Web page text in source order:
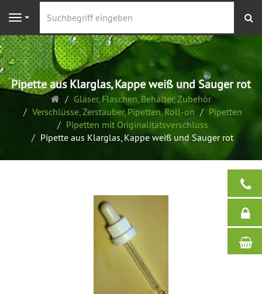
Navigation
Pipette aus Klarglas, Kappe weiß und Sauger rot
Startseite
Gläser, Flaschen, Behälter, Zubehör
Verschlüsse, Zerstäuber, Pipetten, Roll-on
Pipetten
Pipetten mit Originalitätsverschluss
Pipette aus Klarglas, Kappe weiß und Sauger rot